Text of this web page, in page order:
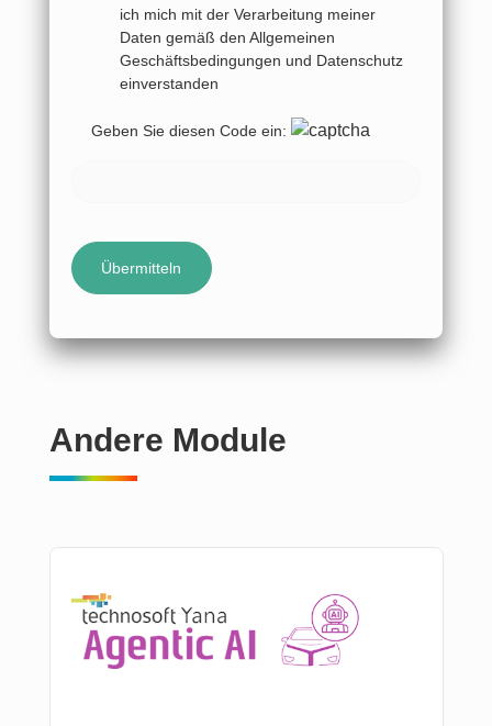
ich mich mit der Verarbeitung meiner
Daten gemäß den Allgemeinen
Geschäftsbedingungen und Datenschutz
einverstanden
Geben Sie diesen Code ein:
Andere Module